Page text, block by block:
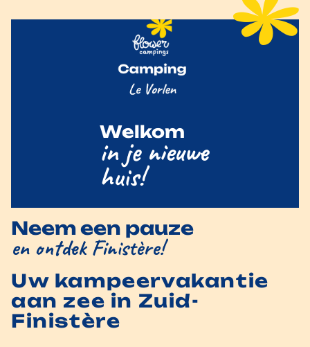
Welkom
in je nieuwe
huis!
Neem een pauze
en ontdek Finistère!
Uw kampeervakantie
aan zee in Zuid-
Finistère